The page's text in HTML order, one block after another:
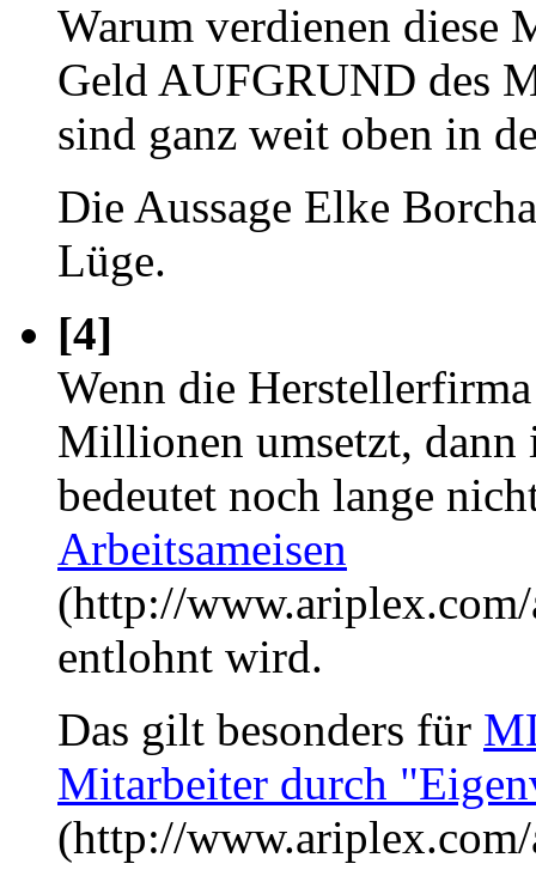
Warum verdienen diese
Geld AUFGRUND des
sind ganz weit oben in
Die Aussage Elke
Lüge.
[4]
Wenn die
Millionen umsetzt, dann
bedeutet noch lange
Arbeitsameisen
(http://
entlohnt wird.
Das gilt besonders für
Mitarbeiter durch
(http://